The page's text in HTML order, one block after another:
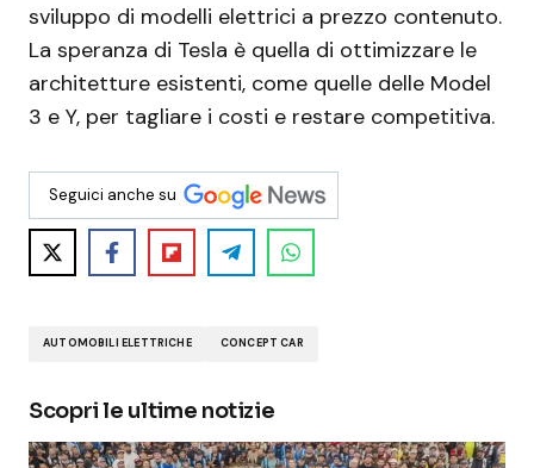
sviluppo di modelli elettrici a prezzo contenuto.
La speranza di Tesla è quella di ottimizzare le
architetture esistenti, come quelle delle Model
3 e Y, per tagliare i costi e restare competitiva.
Seguici anche su
AUTOMOBILI ELETTRICHE CONCEPT CAR
Scopri le ultime notizie